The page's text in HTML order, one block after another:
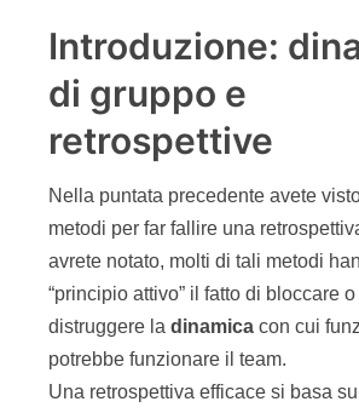
Introduzione:
di gruppo e
retrospettive
Nella puntata precedente avete
metodi per far fallire una
avrete notato, molti di tali metodi
“principio attivo” il fatto di bloccare
distruggere la dinamica con cui
potrebbe funzionare il team.
Una retrospettiva efficace si basa